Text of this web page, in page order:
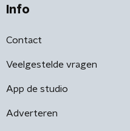
Info
Contact
Veelgestelde vragen
App de studio
Adverteren